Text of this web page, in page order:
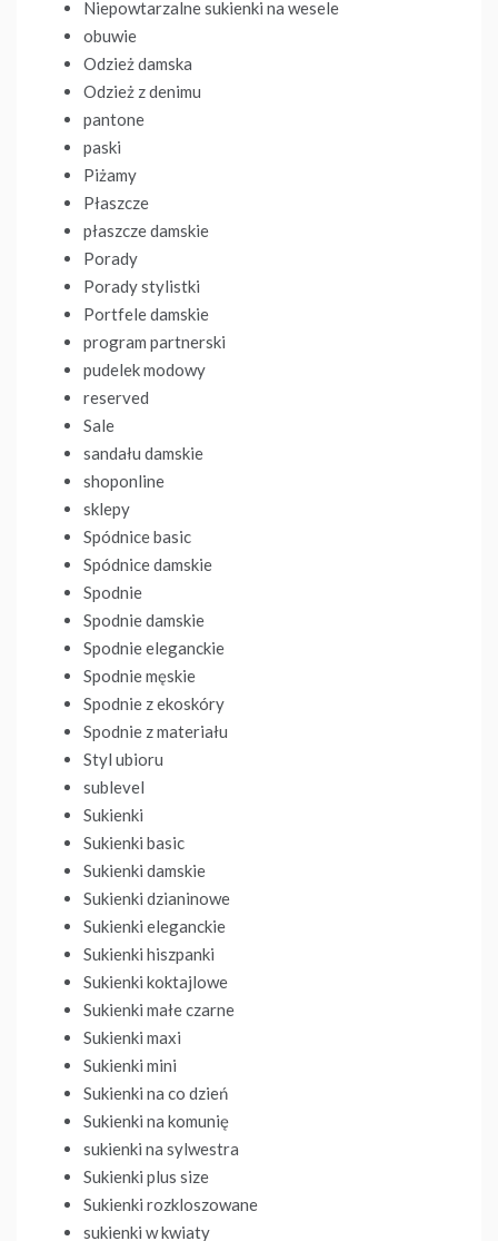
Niepowtarzalne sukienki na wesele
obuwie
Odzież damska
Odzież z denimu
pantone
paski
Piżamy
Płaszcze
płaszcze damskie
Porady
Porady stylistki
Portfele damskie
program partnerski
pudelek modowy
reserved
Sale
sandału damskie
shoponline
sklepy
Spódnice basic
Spódnice damskie
Spodnie
Spodnie damskie
Spodnie eleganckie
Spodnie męskie
Spodnie z ekoskóry
Spodnie z materiału
Styl ubioru
sublevel
Sukienki
Sukienki basic
Sukienki damskie
Sukienki dzianinowe
Sukienki eleganckie
Sukienki hiszpanki
Sukienki koktajlowe
Sukienki małe czarne
Sukienki maxi
Sukienki mini
Sukienki na co dzień
Sukienki na komunię
sukienki na sylwestra
Sukienki plus size
Sukienki rozkloszowane
sukienki w kwiaty